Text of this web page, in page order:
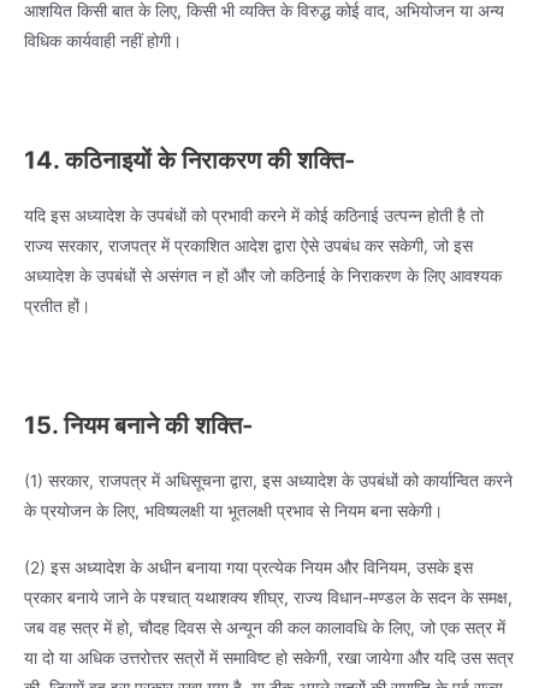
आशयित किसी बात के लिए, किसी भी व्यक्ति के विरुद्ध कोई वाद, अभियोजन या अन्य
विधिक कार्यवाही नहीं होगी।
14. कठिनाइयों के निराकरण की शक्ति-
यदि इस अध्यादेश के उपबंधों को प्रभावी करने में कोई कठिनाई उत्पन्न होती है तो
राज्य सरकार, राजपत्र में प्रकाशित आदेश द्वारा ऐसे उपबंध कर सकेगी, जो इस
अध्यादेश के उपबंधों से असंगत न हों और जो कठिनाई के निराकरण के लिए आवश्यक
प्रतीत हों।
15. नियम बनाने की शक्ति-
(1) सरकार, राजपत्र में अधिसूचना द्वारा, इस अध्यादेश के उपबंधों को कार्यान्वित करने
के प्रयोजन के लिए, भविष्यलक्षी या भूतलक्षी प्रभाव से नियम बना सकेगी।
(2) इस अध्यादेश के अधीन बनाया गया प्रत्येक नियम और विनियम, उसके इस
प्रकार बनाये जाने के पश्चात् यथाशक्य शीघ्र, राज्य विधान-मण्डल के सदन के समक्ष,
जब वह सत्र में हो, चौदह दिवस से अन्यून की कल कालावधि के लिए, जो एक सत्र में
या दो या अधिक उत्तरोत्तर सत्रों में समाविष्ट हो सकेगी, रखा जायेगा और यदि उस सत्र